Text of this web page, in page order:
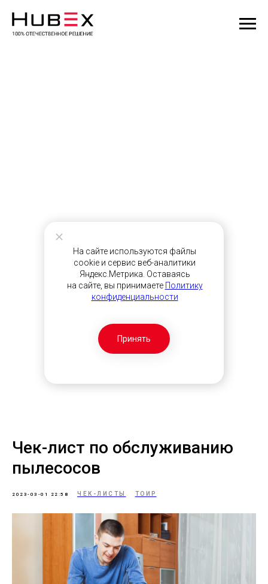
Принять
На сайте используются файлы
cookie и сервис веб-аналитики
Яндекс.Метрика. Оставаясь
на сайте, вы принимаете Политику
конфиденциальности
Чек-лист по обслуживанию
пылесосов
2023-03-01 22:58 ЧЕК-ЛИСТЫ ТОИР